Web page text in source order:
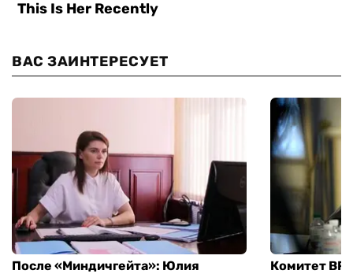
ВАС ЗАИНТЕРЕСУЕТ
После «Миндичгейта»: Юлия
Комитет ВР